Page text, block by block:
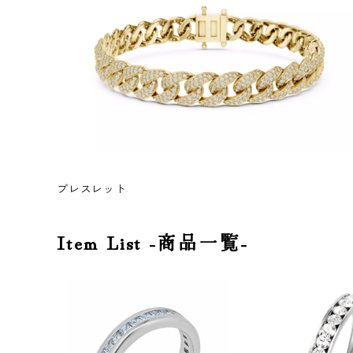
ブレスレット
Item List -商品一覧-